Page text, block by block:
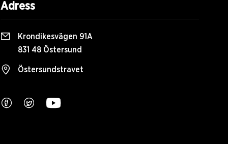
Adress
Krondikesvägen 91A
831 48 Östersund
Östersundstravet